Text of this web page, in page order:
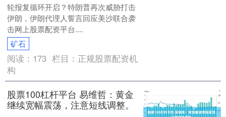
轮报复循环开启？特朗普再次威胁打击
伊朗，伊朗代理人誓言回应美沙联合袭
击网上股票配资平台....
矿石
阅读： 173 栏目： 正规股票配资机
构
股票100杠杆平台 易维哲：黄金
继续宽幅震荡，注意短线调整。